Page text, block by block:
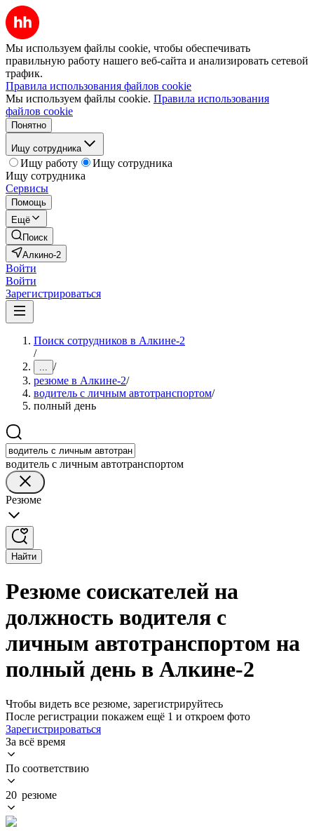
Мы используем файлы cookie, чтобы обеспечивать
правильную работу нашего веб-сайта и анализировать сетевой
трафик.
Правила использования файлов cookie
Мы используем файлы cookie. Правила использования
файлов cookie
Понятно
Ищу сотрудника
Ищу работу
Ищу сотрудника
Ищу сотрудника
Сервисы
Помощь
Ещё
Поиск
Алкино-2
Войти
Войти
Зарегистрироваться
Поиск сотрудников в Алкине-2
/
... /
резюме в Алкине-2/
водитель с личным автотранспортом/
полный день
водитель с личным автотранспортом
Резюме
Найти
Резюме соискателей на
должность водителя с
личным автотранспортом на
полный день в Алкине-2
Чтобы видеть все резюме, зарегистрируйтесь
После регистрации покажем ещё 1 и откроем фото
Зарегистрироваться
За всё время
По соответствию
20 резюме